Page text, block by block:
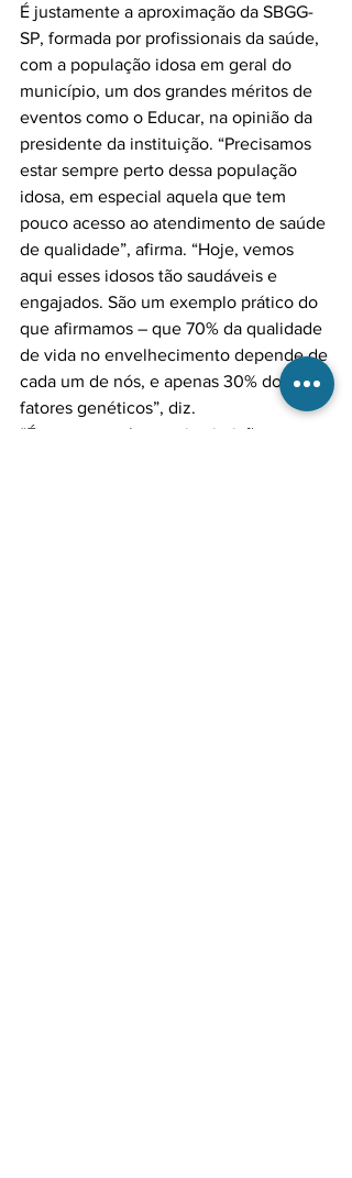
É justamente a aproximação da SBGG-
SP, formada por profissionais da saúde,
com a população idosa em geral do
município, um dos grandes méritos de
eventos como o Educar, na opinião da
presidente da instituição. “Precisamos
estar sempre perto dessa população
idosa, em especial aquela que tem
pouco acesso ao atendimento de saúde
de qualidade”, afirma. “Hoje, vemos
aqui esses idosos tão saudáveis e
engajados. São um exemplo prático do
que afirmamos – que 70% da qualidade
de vida no envelhecimento depende de
cada um de nós, e apenas 30% dos
fatores genéticos”, diz.
“É nosso papel como instituição